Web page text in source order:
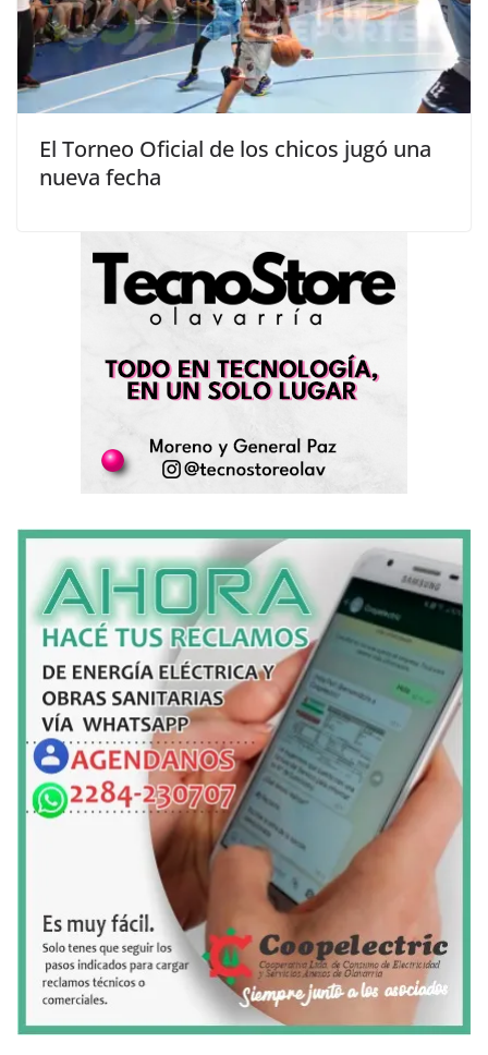
El Torneo Oficial de los chicos jugó una
nueva fecha